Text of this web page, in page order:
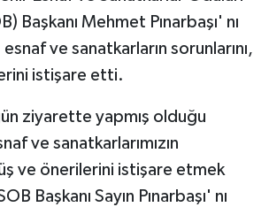
Başkanı Mehmet Pınarbaşı' nı
ve sanatkarların sorunlarını,
istişare etti.
ziyarette yapmış olduğu
ve sanatkarlarımızın
ve önerilerini istişare etmek
Başkanı Sayın Pınarbaşı' nı